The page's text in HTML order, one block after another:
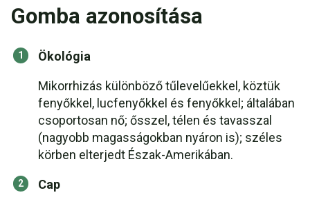
Gomba azonosítása
Ökológia
Mikorrhizás különböző tűlevelűekkel, köztük
fenyőkkel, lucfenyőkkel és fenyőkkel; általában
csoportosan nő; ősszel, télen és tavasszal
(nagyobb magasságokban nyáron is); széles
körben elterjedt Észak-Amerikában.
Cap